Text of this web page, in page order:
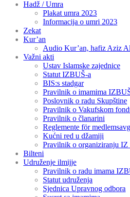
Hadž / Umra
Plakat umra 2023
Informacija o umri 2023
Zekat
Kur’an
Audio Kur’an, hafiz Aziz
Važni akti
Ustav Islamske zajednice
Statut IZBUŠ-a
BIS:s stadgar
Pravilnik o imamima
Poslovnik o radu Skupštine
Pravilnik o Vakufskom
Pravilnik o članarini
Reglemente för
Kućni red u džamiji
Pravilnik o organiziranju
Bilteni
Udruženje ilmijje
Pravilnik o radu imama
Statut udruženja
Sjednica Upravnog odbora